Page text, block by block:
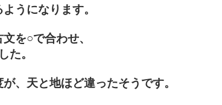
うになります。
を○で合わせ、
た。
、天と地ほど違ったそうです。